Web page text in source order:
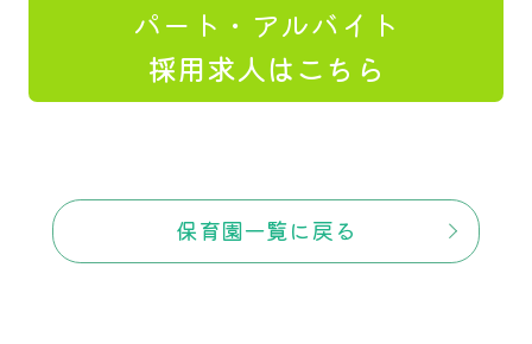
パート・アルバイト
採用求人はこちら
保育園一覧に戻る